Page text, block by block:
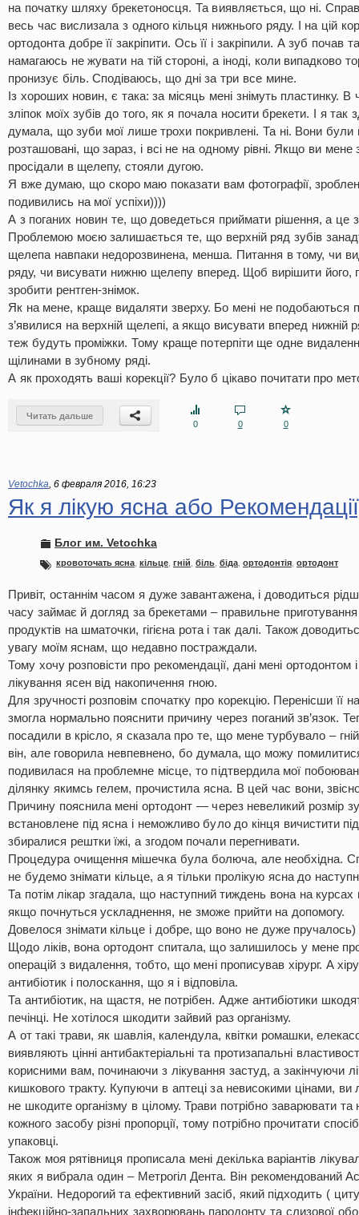
на початку шляху брекетоносця. Та виявляється, що ні.
весь час вислизала з одного кільця нижнього ряду. І на цій
ортодонта добре її закріпити. Ось її і закріпили. А зуб почав
намагаюсь не жувати на тій стороні, а іноді, коли випадково
пронизує біль. Сподіваюсь, що дні за три все мине.
Із хороших новин, є така: за місяць мені знімуть пластинку. В
зліпок моїх зубів до того, як я почала носити брекети. І я так
думала, що зуби мої лише трохи покривлені. Та ні. Вони були
розташовані, що зараз, і всі не на одному рівні. Якщо ви мене
просідали в щелепу, стояли дугою.
Я вже думаю, що скоро маю показати вам фотографії,
подивились на мої успіхи))))
А з поганих новин те, що доведеться приймати рішення, а це
Проблемою моєю залишається те, що верхній ряд зубів
щелепа навпаки недорозвинена, менша. Питання в тому, чи
ряду, чи висувати нижню щелепу вперед. Щоб вирішити його,
зробити рентген-знімок.
Як на мене, краще видаляти зверху. Бо мені не подобаються
з’явилися на верхній щелепі, а якщо висувати вперед нижній
теж будуть проміжки. Тому краще потерпіти ще одне
щілинами в зубному ряді.
А як проходять ваші корекції? Було б цікаво почитати про
Читать дальше
0
0 0
Vetochka, 6 февраля 2016, 16:23
Як я лікую ясна або
Блог им. Vetochka
кровоточать ясна кільце гній біль біда ортодонтія ортодонт
Привіт, останнім часом я дуже завантажена, і доводиться
часу займає й догляд за брекетами – правильне приготування
продуктів на шматочки, гігієна рота і так далі. Також
увагу моїм яснам, що недавно постраждали.
Тому хочу розповісти про рекомендації, дані мені ортодонтом
лікування ясен від накопичення гною.
Для зручності розповім спочатку про корекцію. Перенісши її
змогла нормально пояснити причину через поганий зв’язок.
посадили в крісло, я сказала про те, що мене турбувало –
він, але говорила невпевнено, бо думала, що можу
подивилася на проблемне місце, то підтвердила мої
ділянку якимсь гелем, прочистила ясна. В цей час вони,
Причину пояснила мені ортодонт — через невеликий розмір
встановлене під ясна і неможливо було до кінця вичистити
збиралися рештки їжі, а згодом почали перегнивати.
Процедура очищення мішечка була болюча, але необхідна.
не будемо знімати кільце, а я тільки пролікую ясна до
Та потім лікар згадала, що наступний тиждень вона на курсах
якщо почнуться ускладнення, не зможе прийти на допомогу.
Довелося знімати кільце і добре, що воно не дуже пручалось)
Щодо ліків, вона ортодонт спитала, що залишилось у мене
операцій з видалення, тобто, що мені прописував хірург. А
антибіотик і полоскання, що я і відповіла.
Та антибіотик, на щастя, не потрібен. Адже антибіотики
печінці. Не хотілося шкодити зайвий раз організму.
А от такі трави, як шавлія, календула, квітки ромашки,
виявляють цінні антибактеріальні та протизапальні
корисними вам, починаючи з лікування застуд, а закінчуючи
кишкового тракту. Купуючи в аптеці за невисокими цінами, ви
не шкодите організму в цілому. Трави потрібно заварювати
кожного засобу різні пропорції, тому потрібно прочитати
упаковці.
Також моя рятівниця прописала мені декілька варіантів
яких я вибрала один – Метрогіл Дента. Він рекомендований
України. Недорогий та ефективний засіб, який підходить (
інфекційно-запальних захворювань пародонту та слизової